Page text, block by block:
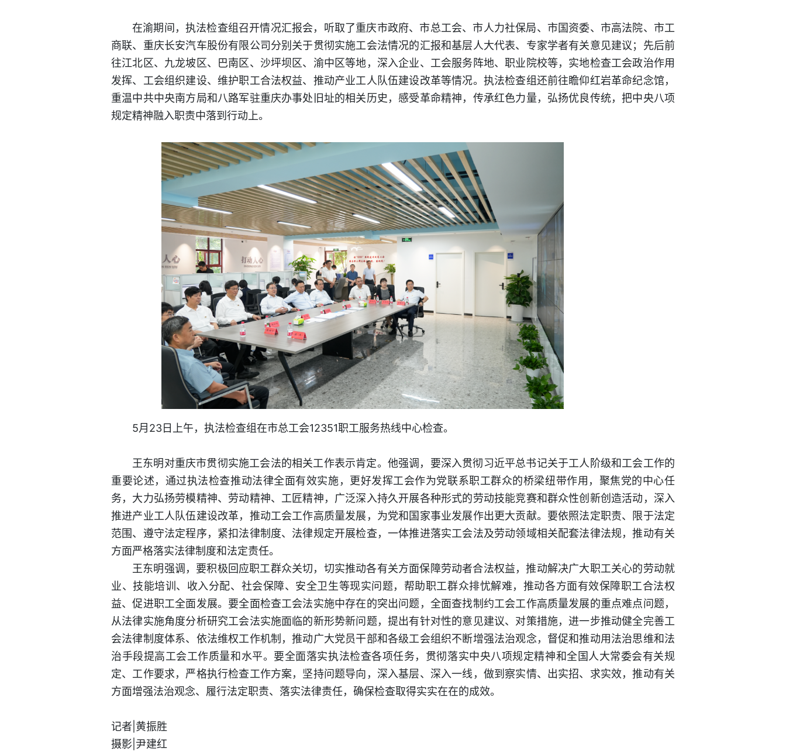
在渝期间，执法检查组召开情况汇报会，听取了重庆市政府、市总工会、市人力社保局、市国资委、市高法院、市工
商联、重庆长安汽车股份有限公司分别关于贯彻实施工会法情况的汇报和基层人大代表、专家学者有关意见建议；先后前
往江北区、九龙坡区、巴南区、沙坪坝区、渝中区等地，深入企业、工会服务阵地、职业院校等，实地检查工会政治作用
发挥、工会组织建设、维护职工合法权益、推动产业工人队伍建设改革等情况。执法检查组还前往瞻仰红岩革命纪念馆，
重温中共中央南方局和八路军驻重庆办事处旧址的相关历史，感受革命精神，传承红色力量，弘扬优良传统，把中央八项
规定精神融入职责中落到行动上。
5月23日上午，执法检查组在市总工会12351职工服务热线中心检查。
王东明对重庆市贯彻实施工会法的相关工作表示肯定。他强调，要深入贯彻习近平总书记关于工人阶级和工会工作的
重要论述，通过执法检查推动法律全面有效实施，更好发挥工会作为党联系职工群众的桥梁纽带作用，聚焦党的中心任
务，大力弘扬劳模精神、劳动精神、工匠精神，广泛深入持久开展各种形式的劳动技能竞赛和群众性创新创造活动，深入
推进产业工人队伍建设改革，推动工会工作高质量发展，为党和国家事业发展作出更大贡献。要依照法定职责、限于法定
范围、遵守法定程序，紧扣法律制度、法律规定开展检查，一体推进落实工会法及劳动领域相关配套法律法规，推动有关
方面严格落实法律制度和法定责任。
王东明强调，要积极回应职工群众关切，切实推动各有关方面保障劳动者合法权益，推动解决广大职工关心的劳动就
业、技能培训、收入分配、社会保障、安全卫生等现实问题，帮助职工群众排忧解难，推动各方面有效保障职工合法权
益、促进职工全面发展。要全面检查工会法实施中存在的突出问题，全面查找制约工会工作高质量发展的重点难点问题，
从法律实施角度分析研究工会法实施面临的新形势新问题，提出有针对性的意见建议、对策措施，进一步推动健全完善工
会法律制度体系、依法维权工作机制，推动广大党员干部和各级工会组织不断增强法治观念，督促和推动用法治思维和法
治手段提高工会工作质量和水平。要全面落实执法检查各项任务，贯彻落实中央八项规定精神和全国人大常委会有关规
定、工作要求，严格执行检查工作方案，坚持问题导向，深入基层、深入一线，做到察实情、出实招、求实效，推动有关
方面增强法治观念、履行法定职责、落实法律责任，确保检查取得实实在在的成效。
记者|黄振胜
摄影|尹建红